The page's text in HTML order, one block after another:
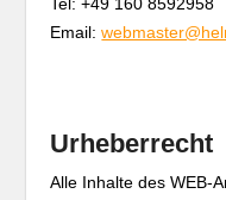
Email:
Urheberrecht
Alle Inhalte des WEB-